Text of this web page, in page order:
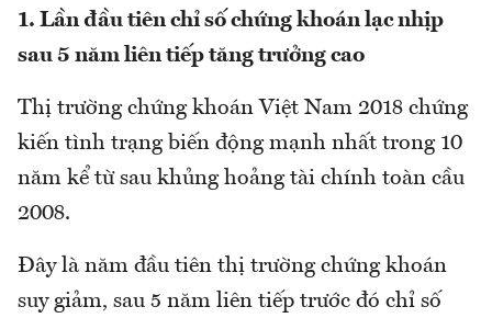
1. Lần đầu tiên chỉ số chứng khoán lạc nhịp
sau 5 năm liên tiếp tăng trưởng cao
Thị trường chứng khoán Việt Nam 2018 chứng
kiến tình trạng biến động mạnh nhất trong 10
năm kể từ sau khủng hoảng tài chính toàn cầu
2008.
Đây là năm đầu tiên thị trường chứng khoán
suy giảm, sau 5 năm liên tiếp trước đó chỉ số